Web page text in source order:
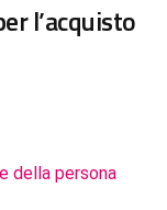
l’acquisto
della persona